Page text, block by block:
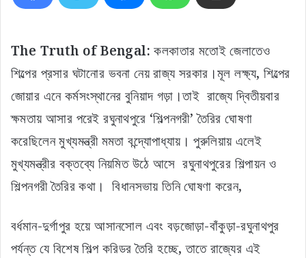
The Truth of Bengal: কলকাতার মতোই জেলাতেও
শিল্পের প্রসার ঘটানোর ভবনা নেয় রাজ্য সরকার।মূল লক্ষ্য, শিল্পের
জোয়ার এনে কর্মসংস্থানের বুনিয়াদ গড়া।তাই রাজ্যে দ্বিতীয়বার
ক্ষমতায় আসার পরেই রঘুনাথপুরে ‘শিল্পনগরী’ তৈরির ঘোষণা
করেছিলেন মুখ্যমন্ত্রী মমতা বন্দ্যোপাধ্যায়। পুরুলিয়ায় এলেই
মুখ্যমন্ত্রীর বক্তব্যে নিয়মিত উঠে আসে রঘুনাথপুরের শিল্পায়ন ও
শিল্পনগরী তৈরির কথা। বিধানসভায় তিনি ঘোষণা করেন,
বর্ধমান-দুর্গাপুর হয়ে আসানসোল এবং বড়জোড়া-বাঁকুড়া-রঘুনাথপুর
পর্যন্ত যে বিশেষ শিল্প করিডর তৈরি হচ্ছে, তাতে রাজ্যের এই